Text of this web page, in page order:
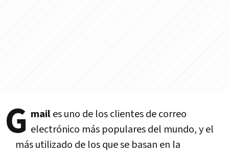
G mailes uno de los clientes de correo
electrónico más populares del mundo, y el
más utilizado de los que se basan en la